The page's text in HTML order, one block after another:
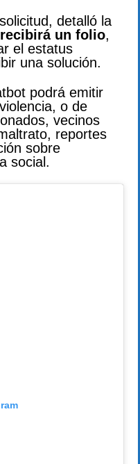
detalló la
un folio,
el estatus
una solución.
podrá emitir
o de
vecinos
reportes
sobre
social.